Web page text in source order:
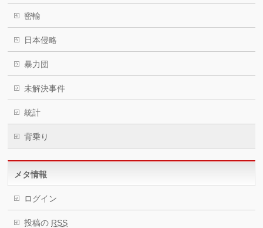
密輸
日本侵略
暴力団
未解決事件
統計
背乗り
メタ情報
ログイン
投稿の RSS